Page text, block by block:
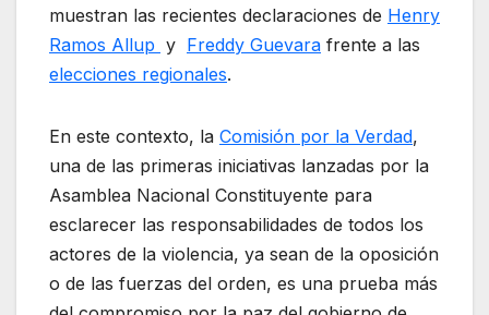
muestran las recientes declaraciones de Henry
Ramos Allup y Freddy Guevara frente a las
elecciones regionales.
En este contexto, la Comisión por la Verdad,
una de las primeras iniciativas lanzadas por la
Asamblea Nacional Constituyente para
esclarecer las responsabilidades de todos los
actores de la violencia, ya sean de la oposición
o de las fuerzas del orden, es una prueba más